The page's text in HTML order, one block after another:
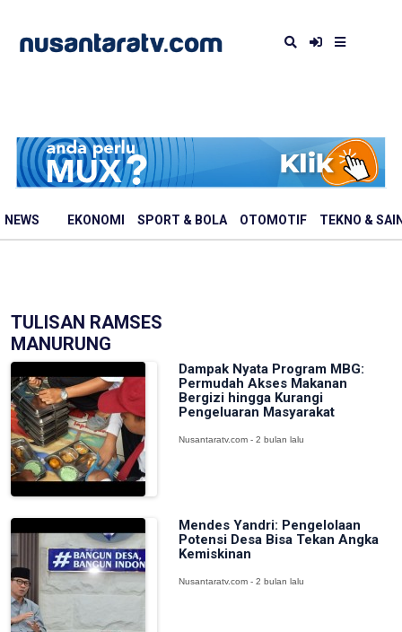
NEWS EKONOMI SPORT & BOLA OTOMOTIF TEKNO &
TULISAN RAMSES
MANURUNG
Dampak Nyata Program MBG:
Permudah Akses Makanan
Bergizi hingga Kurangi
Pengeluaran Masyarakat
Nusantaratv.com - 2 bulan lalu
Mendes Yandri: Pengelolaan
Potensi Desa Bisa Tekan Angka
Kemiskinan
Nusantaratv.com - 2 bulan lalu